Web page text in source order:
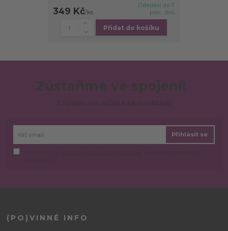
349 Kč/ks
Odeslání do 7
prac. dnů
Přidat do košíku
Přihlásit se
(PO)VINNÉ INFO